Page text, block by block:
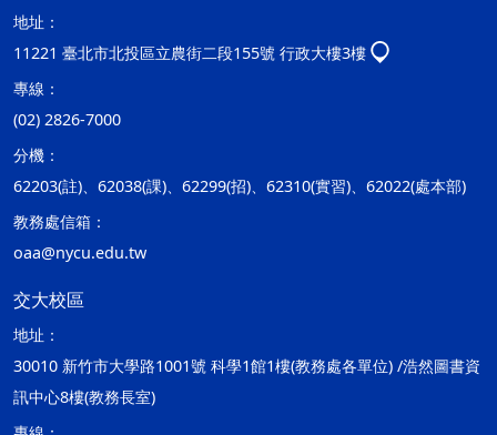
地址：
11221 臺北市北投區立農街二段155號 行政大樓3樓
專線：
(02) 2826-7000
分機：
62203(註)、62038(課)、62299(招)、62310(實習)、62022(處本部)
教務處信箱：
oaa@nycu.edu.tw
交大校區
地址：
30010 新竹市大學路1001號 科學1館1樓(教務處各單位) /浩然圖書資
訊中心8樓(教務長室)